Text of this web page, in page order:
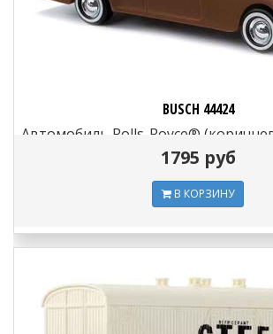
BUSCH 44424
Автомобиль Rolls-Royce®
1:87, 1959
1795 руб
В КОРЗИНУ